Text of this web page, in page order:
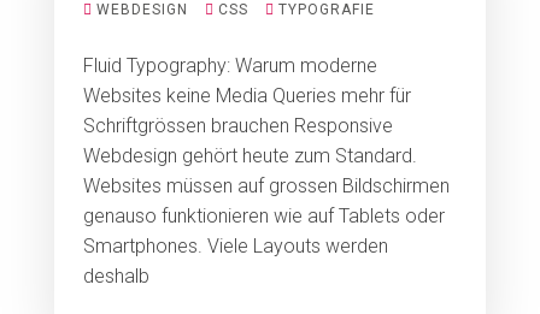
WEBDESIGN
CSS TYPOGRAFIE
Fluid Typography: Warum moderne
Websites keine Media Queries mehr für
Schriftgrössen brauchen Responsive
Webdesign gehört heute zum Standard.
Websites müssen auf grossen Bildschirmen
genauso funktionieren wie auf Tablets oder
Smartphones. Viele Layouts werden
deshalb